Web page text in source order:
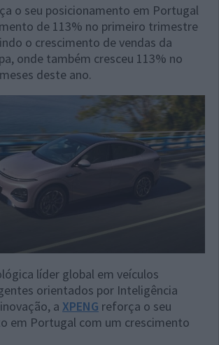
o seu posicionamento em Portugal
de 113% no primeiro trimestre
o crescimento de vendas da
onde também cresceu 113% no
deste ano.
líder global em veículos
orientados por Inteligência
a XPENG reforça o seu
em Portugal com um crescimento